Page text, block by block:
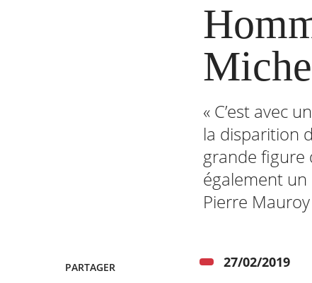
« C’est avec
la disparition
grande figure
également un
Pierre
PARTAGER
TWITTER
FACEBOOK
27/02/2019